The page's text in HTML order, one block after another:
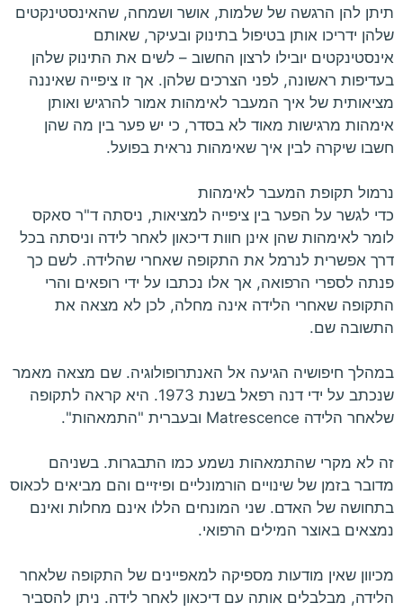
תיתן להן הרגשה של שלמות, אושר ושמחה, שהאינסטינקטים
שלהן ידריכו אותן בטיפול בתינוק ובעיקר, שאותם
אינסטינקטים יובילו לרצון החשוב – לשים את התינוק שלהן
בעדיפות ראשונה, לפני הצרכים שלהן. אך זו ציפייה שאיננה
מציאותית של איך המעבר לאימהות אמור להרגיש ואותן
אימהות מרגישות מאוד לא בסדר, כי יש פער בין מה שהן
חשבו שיקרה לבין איך שאימהות נראית בפועל.
נרמול תקופת המעבר לאימהות
כדי לגשר על הפער בין ציפייה למציאות, ניסתה ד"ר סאקס
לומר לאימהות שהן אינן חוות דיכאון לאחר לידה וניסתה בכל
דרך אפשרית לנרמל את התקופה שאחרי שהלידה. לשם כך
פנתה לספרי הרפואה, אך אלו נכתבו על ידי רופאים והרי
התקופה שאחרי הלידה אינה מחלה, לכן לא מצאה את
התשובה שם.
במהלך חיפושיה הגיעה אל האנתרופולוגיה. שם מצאה מאמר
שנכתב על ידי דנה רפאל בשנת 1973. היא קראה לתקופה
שלאחר הלידה Matrescence ובעברית "התמאהות".
זה לא מקרי שהתמאהות נשמע כמו התבגרות. בשניהם
מדובר בזמן של שינויים הורמונליים ופיזיים והם מביאים לכאוס
בתחושה של האדם. שני המונחים הללו אינם מחלות ואינם
נמצאים באוצר המילים הרפואי.
מכיוון שאין מודעות מספיקה למאפיינים של התקופה שלאחר
הלידה, מבלבלים אותה עם דיכאון לאחר לידה. ניתן להסביר